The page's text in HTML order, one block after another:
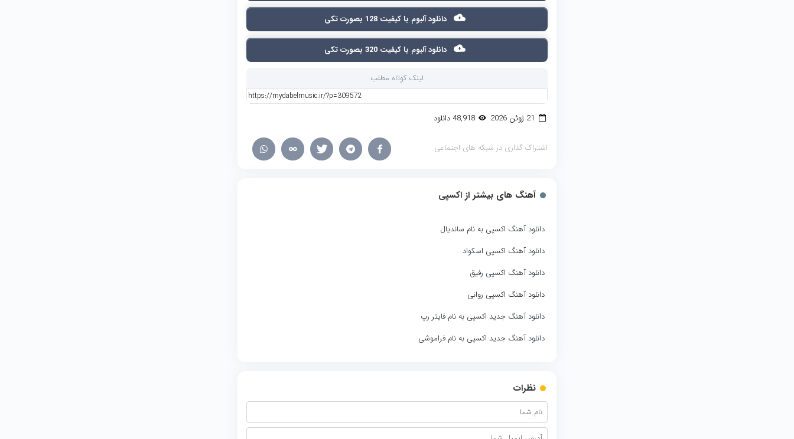
دانلود آلبوم با کیفیت 128 بصورت تکی
دانلود آلبوم با کیفیت 320 بصورت تکی
لینک کوتاه مطلب
48,918 دانلود
اشتراک گذاری در شبکه های اجتماعی
آهنگ های بیشتر از اکسپی
دانلود آهنگ اکسپی به نام ساندیال
دانلود آهنگ اکسپی اسکواد
دانلود آهنگ اکسپی رفیق
دانلود آهنگ اکسپی روانی
دانلود آهنگ جدید اکسپی به نام فایتر رپ
دانلود آهنگ جدید اکسپی به نام فراموشی
نظرات